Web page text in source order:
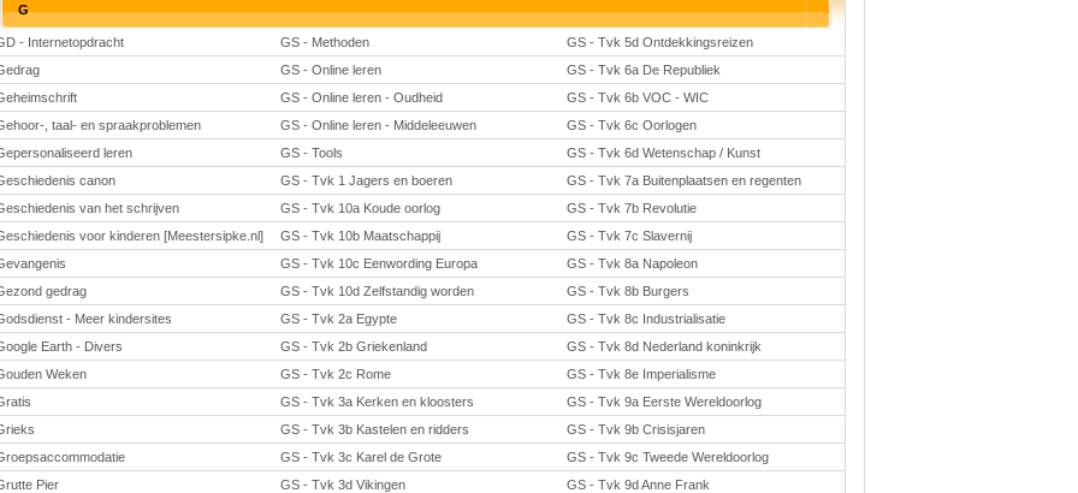
G
- Internetopdracht GS - Methoden
GS - Tvk 5d Ontdekkingsreizen
GS - Online leren
GS - Tvk 6a De Republiek
GS - Online leren - Oudheid
GS - Tvk 6b VOC - WIC
, taal- en spraakproblemen
GS - Online leren - Middeleeuwen
GS - Tvk 6c Oorlogen
leren
GS - Tools
GS - Tvk 6d Wetenschap / Kunst
canon
GS - Tvk 1 Jagers en boeren
GS - Tvk 7a Buitenplaatsen en regenten
van het schrijven
GS - Tvk 10a Koude oorlog
GS - Tvk 7b Revolutie
voor kinderen [Meestersipke.nl]
GS - Tvk 10b Maatschappij
GS - Tvk 7c Slavernij
GS - Tvk 10c Eenwording Europa
GS - Tvk 8a Napoleon
gedrag
GS - Tvk 10d Zelfstandig worden
GS - Tvk 8b Burgers
- Meer kindersites
GS - Tvk 2a Egypte
GS - Tvk 8c Industrialisatie
Earth - Divers
GS - Tvk 2b Griekenland
GS - Tvk 8d Nederland koninkrijk
Weken
GS - Tvk 2c Rome
GS - Tvk 8e Imperialisme
GS - Tvk 3a Kerken en kloosters
GS - Tvk 9a Eerste Wereldoorlog
GS - Tvk 3b Kastelen en ridders
GS - Tvk 9b Crisisjaren
GS - Tvk 3c Karel de Grote
GS - Tvk 9c Tweede Wereldoorlog
Pier
GS - Tvk 3d Vikingen
GS - Tvk 9d Anne Frank